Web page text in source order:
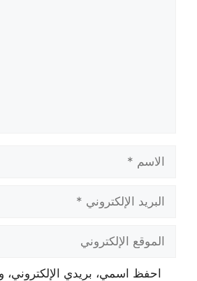
الإلكتروني
الإلكتروني
احفظ اسمي، بريدي الإلكتروني،